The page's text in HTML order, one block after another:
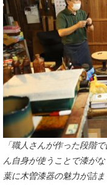
「職人さんが作った段階
ん自身が使うことで漆が
葉に木曽漆器の魅力が詰ま